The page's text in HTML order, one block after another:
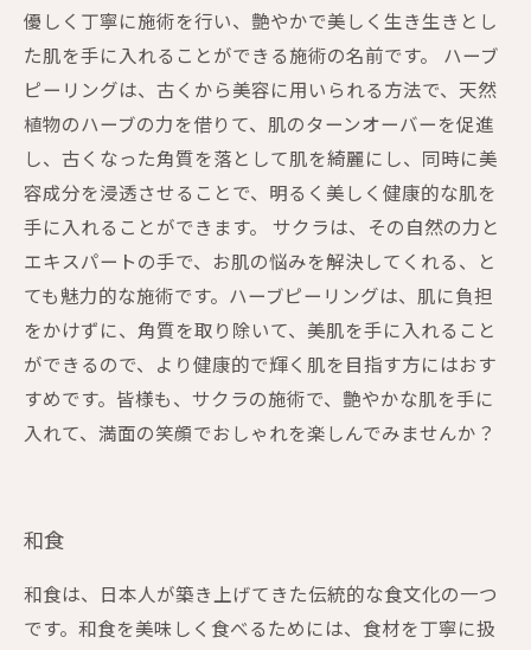
優しく丁寧に施術を行い、艶やかで美しく生き生きとし
た肌を手に入れることができる施術の名前です。 ハーブ
ピーリングは、古くから美容に用いられる方法で、天然
植物のハーブの力を借りて、肌のターンオーバーを促進
し、古くなった角質を落として肌を綺麗にし、同時に美
容成分を浸透させることで、明るく美しく健康的な肌を
手に入れることができます。 サクラは、その自然の力と
エキスパートの手で、お肌の悩みを解決してくれる、と
ても魅力的な施術です。ハーブピーリングは、肌に負担
をかけずに、角質を取り除いて、美肌を手に入れること
ができるので、より健康的で輝く肌を目指す方にはおす
すめです。皆様も、サクラの施術で、艶やかな肌を手に
入れて、満面の笑顔でおしゃれを楽しんでみませんか？
和食
和食は、日本人が築き上げてきた伝統的な食文化の一つ
です。和食を美味しく食べるためには、食材を丁寧に扱